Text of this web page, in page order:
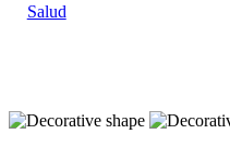
Salud